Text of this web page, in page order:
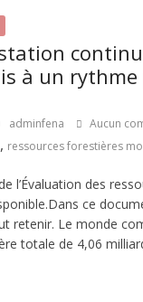
à un rythme
adminfena
Aucun
, ressources forestières
l’Évaluation des
ce
retenir. Le monde
totale de 4,06